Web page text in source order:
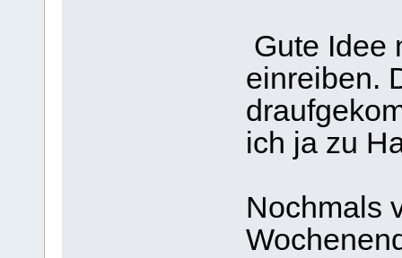
Gute Idee
einreiben.
ich ja zu
Nochmals